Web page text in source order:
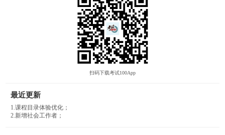
扫码下载考试100App
最近更新
1.课程目录体验优化；
2.新增社会工作者；